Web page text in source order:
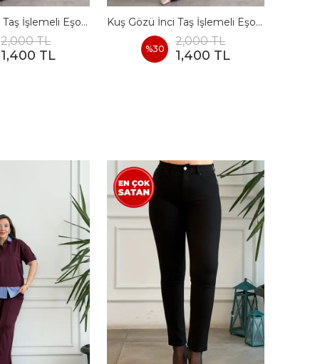
Kuş Gözü İnci Taş İşlemeli Eşofman Takımı - BORDO
2,000 TL
1,400 TL
Kuş Gözü İnci Taş İşlemeli Eşofman Takımı - KAHVERENGI
%30
2,000 TL
1,400 TL